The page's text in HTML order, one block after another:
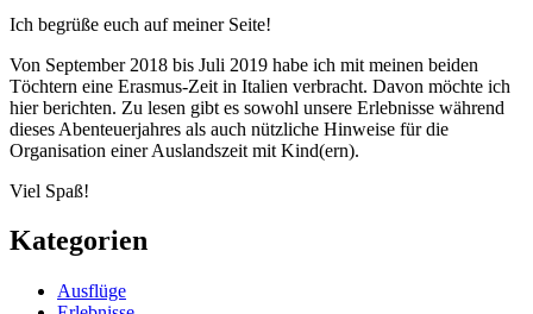
Ich begrüße euch auf meiner Seite!
Von September 2018 bis Juli 2019 habe ich mit meinen beiden
Töchtern eine Erasmus-Zeit in Italien verbracht. Davon möchte ich
hier berichten. Zu lesen gibt es sowohl unsere Erlebnisse während
dieses Abenteuerjahres als auch nützliche Hinweise für die
Organisation einer Auslandszeit mit Kind(ern).
Viel Spaß!
Kategorien
Ausflüge